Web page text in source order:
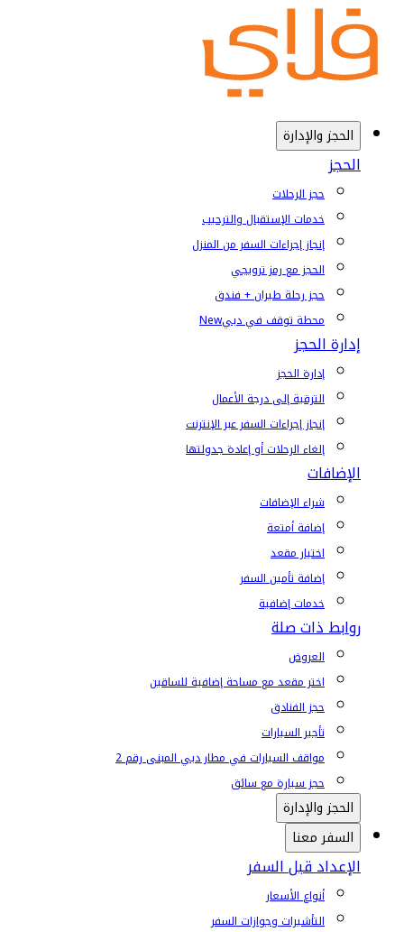
الحجز والإدارة
الحجز
حجز الرحلات
خدمات الإستقبال والترحيب
إنجاز إجراءات السفر من المنزل
الحجز مع رمز ترويجي
حجز رحلة طيران + فندق
محطة توقف في دبيNew
إدارة الحجز
إدارة الحجز
الترقية إلى درجة الأعمال
إنجاز إجراءات السفر عبر الإنترنت
إلغاء الرحلات أو إعادة جدولتها
الإضافات
شراء الإضافات
إضافة أمتعة
اختيار مقعد
إضافة تأمين السفر
خدمات إضافية
روابط ذات صلة
العروض
اختر مقعد مع مساحة إضافية للساقين
حجز الفنادق
تأجير السيارات
مواقف السيارات في مطار دبي المبنى رقم 2
حجز سيارة مع سائق
الحجز والإدارة
السفر معنا
الإعداد قبل السفر
أنواع الأسعار
التأشيرات وجوازات السفر